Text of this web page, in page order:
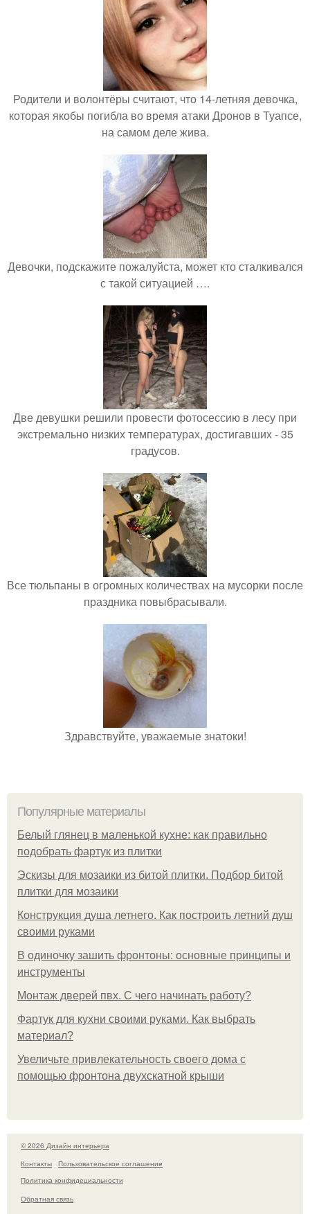
Родители и волонтёры считают, что 14-летняя девочка,
которая якобы погибла во время атаки Дронов в Туапсе,
на самом деле жива.
Девочки, подскажите пожалуйста, может кто сталкивался
с такой ситуацией ….
Две девушки решили провести фотосессию в лесу при
экстремально низких температурах, достигавших - 35
градусов.
Все тюльпаны в огромных количествах на мусорки после
праздника повыбрасывали.
Здравствуйте, уважаемые знатоки!
Популярные материалы
Белый глянец в маленькой кухне: как правильно
подобрать фартук из плитки
Эскизы для мозаики из битой плитки. Подбор битой
плитки для мозаики
Конструкция душа летнего. Как построить летний душ
своими руками
В одиночку зашить фронтоны: основные принципы и
инструменты
Монтаж дверей пвх. С чего начинать работу?
Фартук для кухни своими руками. Как выбрать
материал?
Увеличьте привлекательность своего дома с
помощью фронтона двухскатной крыши
© 2026 Дизайн интерьера
Контакты
Пользовательское соглашение
Политика конфидециальности
Обратная связь